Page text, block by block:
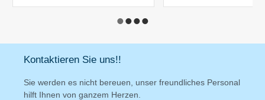
Kontaktieren Sie uns!!
Sie werden es nicht bereuen, unser freundliches Personal
hilft Ihnen von ganzem Herzen.